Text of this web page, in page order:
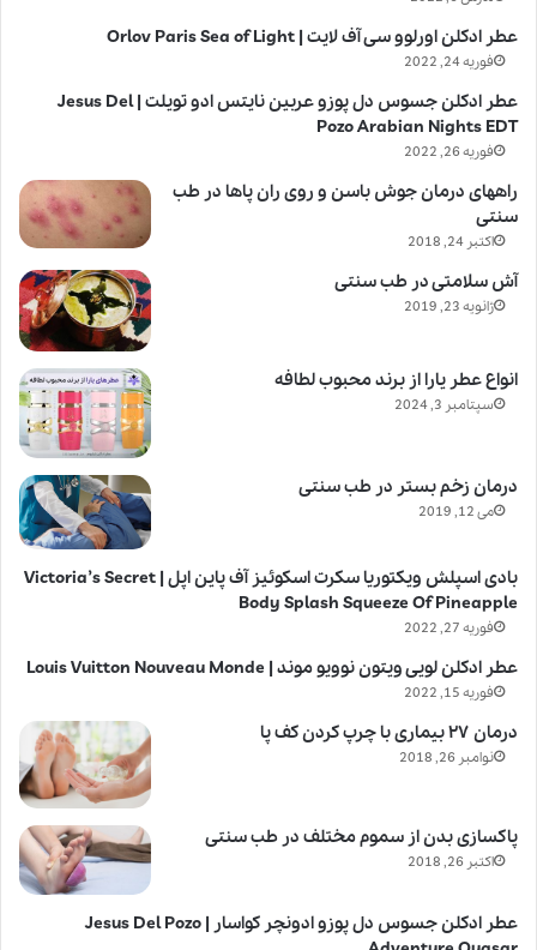
عطر ادکلن اورلوو سی آف لایت | Orlov Paris Sea of Light
فوریه 24, 2022
عطر ادکلن جسوس دل پوزو عربین نایتس ادو تویلت | Jesus Del
Pozo Arabian Nights EDT
فوریه 26, 2022
راههای درمان جوش باسن و روی ران پاها در طب
سنتی
اکتبر 24, 2018
آش سلامتی در طب سنتی
ژانویه 23, 2019
انواع عطر یارا از برند محبوب لطافه
سپتامبر 3, 2024
درمان زخم بستر در طب سنتی
می 12, 2019
بادی اسپلش ویکتوریا سکرت اسکوئیز آف پاین اپل | Victoria’s Secret
Body Splash Squeeze Of Pineapple
فوریه 27, 2022
عطر ادکلن لویی ویتون نوویو موند | Louis Vuitton Nouveau Monde
فوریه 15, 2022
درمان ۲۷ بیماری با چرپ کردن کف پا
نوامبر 26, 2018
پاکسازی بدن از سموم مختلف در طب سنتی
اکتبر 26, 2018
عطر ادکلن جسوس دل پوزو ادونچر کواسار | Jesus Del Pozo